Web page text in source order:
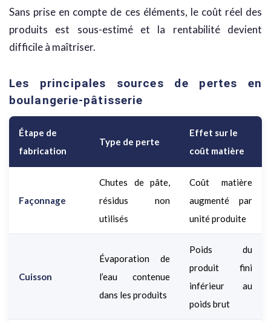
Sans prise en compte de ces éléments, le coût réel des
produits est sous-estimé et la rentabilité devient
difficile à maîtriser.
Les principales sources de pertes en
boulangerie-pâtisserie
Étape de
fabrication
Type de perte
Effet sur le
coût matière
Façonnage
Chutes de pâte,
résidus non
utilisés
Coût matière
augmenté par
unité produite
Cuisson
Évaporation de
l’eau contenue
dans les produits
Poids du
produit fini
inférieur au
poids brut